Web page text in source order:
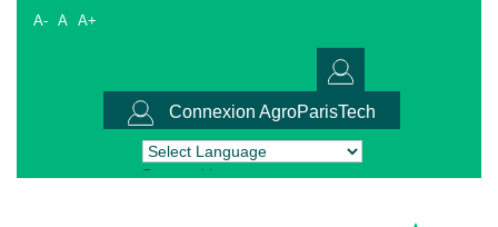
A- A A+
Connexion AgroParisTech
Powered by Translate